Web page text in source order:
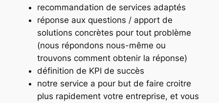
recommandation de services adaptés
réponse aux questions / apport de
solutions concrètes pour tout problème
(nous répondons nous-même ou
trouvons comment obtenir la réponse)
définition de KPI de succès
notre service a pour but de faire croitre
plus rapidement votre entreprise, et vous